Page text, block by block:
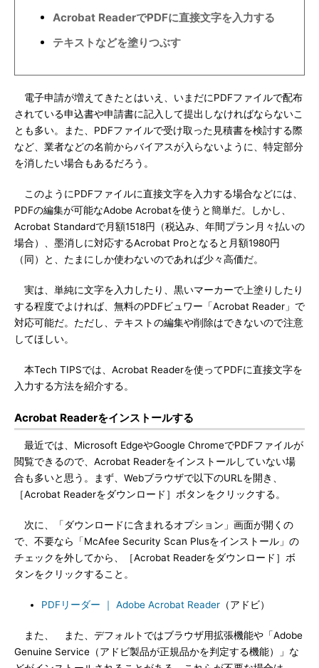
Acrobat ReaderでPDFに直接文字を入力する
テキストなどを塗りつぶす
電子申請が増えてきたとはいえ、いまだにPDFファイルで配布
されている申込書や申請書に記入して提出しなければならないこ
とも多い。また、PDFファイルで受け取った見積書を検討する際
など、業者などの名前からバイアスが入らないように、特定部分
を消したい場合もあるだろう。
このようにPDFファイルに直接文字を入力する場合などには、
PDFの編集が可能なAdobe Acrobatを使うと簡単だ。しかし、
Acrobat Standardで月額1518円（税込み、年間プラン月々払いの
場合）、墨消しに対応するAcrobat Proとなると月額1980円
（同）と、たまにしか使わないのであれば少々高価だ。
実は、単純に文字を入力したり、黒いマーカーで上塗りしたり
する程度でよければ、無料のPDFビュワー「Acrobat Reader」で
対応可能だ。ただし、テキストの編集や削除はできないので注意
してほしい。
本Tech TIPSでは、Acrobat Readerを使ってPDFに直接文字を
入力する方法を紹介する。
Acrobat Readerをインストールする
最近では、Microsoft EdgeやGoogle ChromeでPDFファイルが
閲覧できるので、Acrobat Readerをインストールしていない場
合も多いと思う。まず、Webブラウザで以下のURLを開き、
［Acrobat Readerをダウンロード］ボタンをクリックする。
次に、「ダウンロードに含まれるオプション」画面が開くの
で、不要なら「McAfee Security Scan Plusをインストール」の
チェックを外してから、［Acrobat Readerをダウンロード］ボ
タンをクリックすること。
PDFリーダー ｜ Adobe Acrobat Reader （アドビ）
また、 また、デフォルトではブラウザ用拡張機能や「Adobe
Genuine Service（アドビ製品が正規品かを判定する機能）」な